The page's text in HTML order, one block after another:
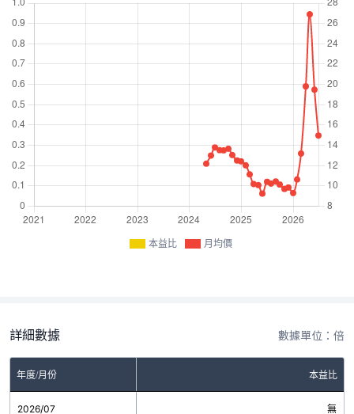
本益比 月均價
詳細數據 數據單位：倍
年度/月份 本益比
2026/07 無